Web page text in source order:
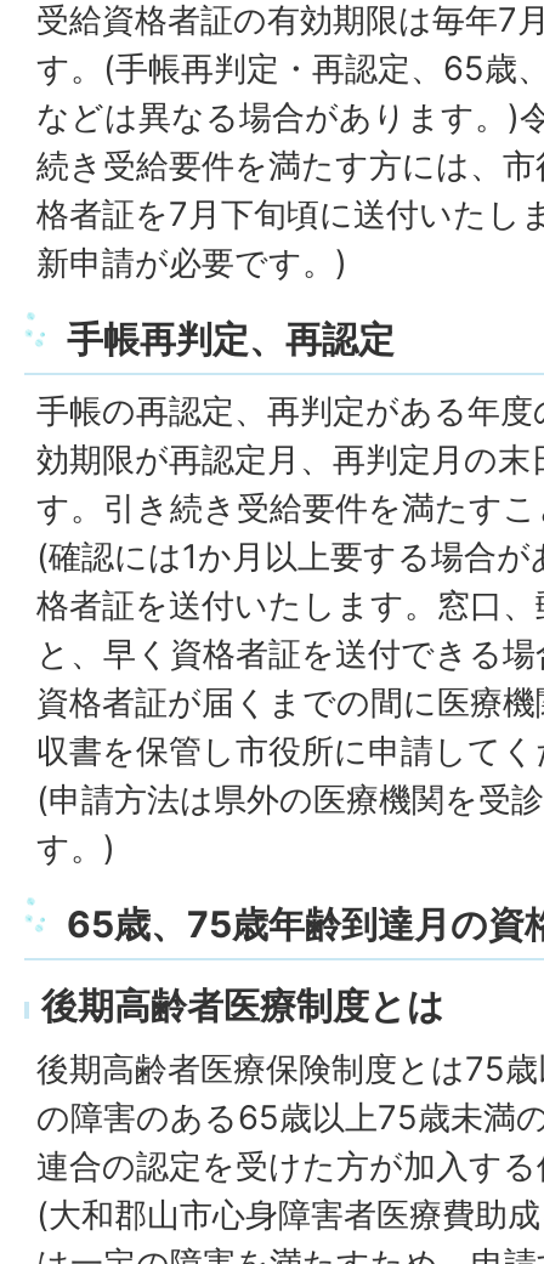
受給資格者証の有効期限は毎年7
す。(手帳再判定・再認定、65歳
などは異なる場合があります。)
続き受給要件を満たす方には、
格者証を7月下旬頃に送付いたし
新申請が必要です。)
手帳再判定、再認定
手帳の再認定、再判定がある年
効期限が再認定月、再判定月の
す。引き続き受給要件を満たす
(確認には1か月以上要する場合
格者証を送付いたします。窓口
と、早く資格者証を送付できる
資格者証が届くまでの間に医療
収書を保管し市役所に申請して
(申請方法は県外の医療機関を受
す。)
65歳、75歳年齢到達月の資
後期高齢者医療制度とは
後期高齢者医療保険制度とは75
の障害のある65歳以上75歳未満
連合の認定を受けた方が加入す
(大和郡山市心身障害者医療費助